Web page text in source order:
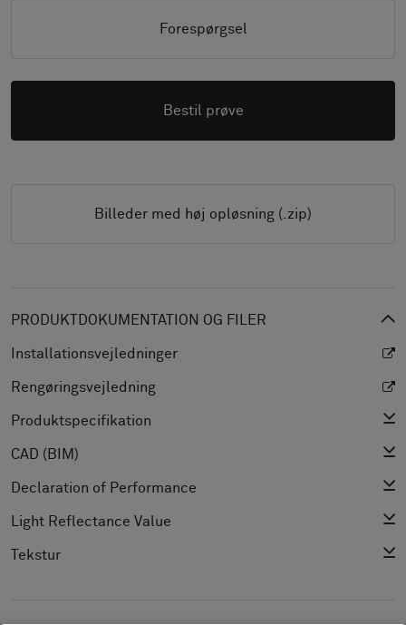
Forespørgsel
Bestil prøve
Billeder med høj opløsning (.zip)
PRODUKTDOKUMENTATION OG FILER
Installationsvejledninger
Rengøringsvejledning
Produktspecifikation
CAD (BIM)
Declaration of Performance
Light Reflectance Value
Tekstur